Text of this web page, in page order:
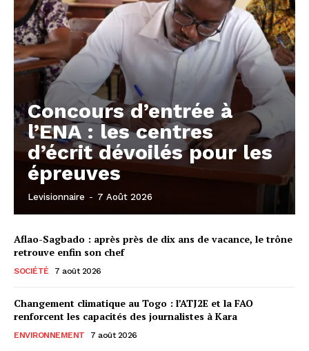
Concours d’entrée à
l’ENA : les centres
d’écrit dévoilés pour les
épreuves
Levisionnaire - 7 Août 2026
Aflao-Sagbado : après près de dix ans de vacance, le trône
retrouve enfin son chef
SOCIÉTÉ 7 août 2026
Changement climatique au Togo : l’ATJ2E et la FAO
renforcent les capacités des journalistes à Kara
ENVIRONNEMENT 7 août 2026